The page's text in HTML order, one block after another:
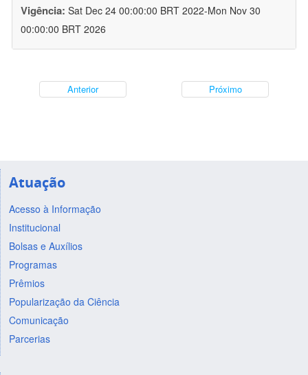
Vigência: Sat Dec 24 00:00:00 BRT 2022-Mon Nov 30
00:00:00 BRT 2026
Anterior Próximo
Atuação
Acesso à Informação
Institucional
Bolsas e Auxílios
Programas
Prêmios
Popularização da Ciência
Comunicação
Parcerias